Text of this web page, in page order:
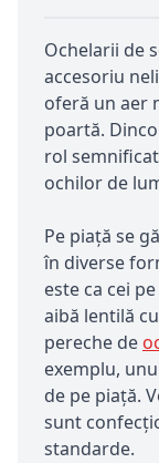
Ochelarii de
accesoriu
oferă un aer
poartă.
rol
ochilor de
Pe piață se
în diverse
este ca cei
aibă lentilă
pereche de
exemplu,
de pe piață.
sunt
standarde.